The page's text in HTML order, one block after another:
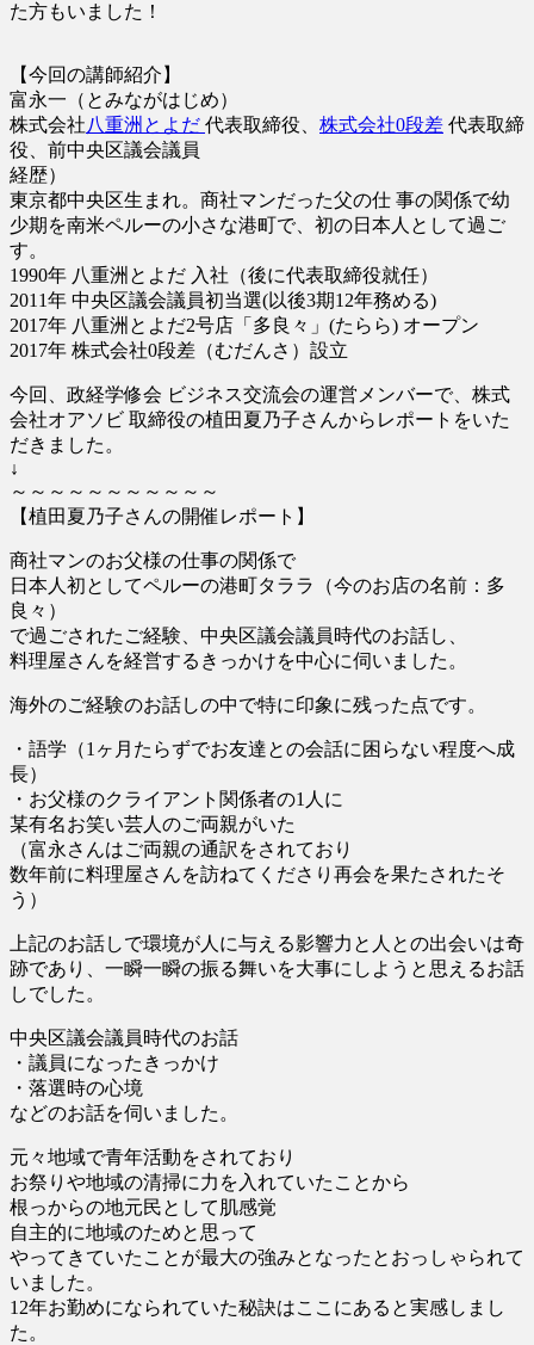
た方もいました！
【今回の講師紹介】
富永一（とみながはじめ）
株式会社八重洲とよだ 代表取締役、 株式会社0段差 代表取締
役、前中央区議会議員
経歴）
東京都中央区生まれ。商社マンだった父の仕 事の関係で幼
少期を南米ペルーの小さな港町で、初の日本人として過ご
す。
1990年 八重洲とよだ 入社（後に代表取締役就任）
2011年 中央区議会議員初当選(以後3期12年務める)
2017年 八重洲とよだ2号店「多良々」(たらら) オープン
2017年 株式会社0段差（むだんさ）設立
今回、政経学修会 ビジネス交流会の運営メンバーで、株式
会社オアソビ 取締役の植田夏乃子さんからレポートをいた
だきました。
↓
～～～～～～～～～～～
【植田夏乃子さんの開催レポート】
商社マンのお父様の仕事の関係で
日本人初としてペルーの港町タララ（今のお店の名前：多
良々）
で過ごされたご経験、中央区議会議員時代のお話し、
料理屋さんを経営するきっかけを中心に伺いました。
海外のご経験のお話しの中で特に印象に残った点です。
・語学（1ヶ月たらずでお友達との会話に困らない程度へ成
長）
・お父様のクライアント関係者の1人に
某有名お笑い芸人のご両親がいた
（富永さんはご両親の通訳をされており
数年前に料理屋さんを訪ねてくださり再会を果たされたそ
う）
上記のお話しで環境が人に与える影響力と人との出会いは奇
跡であり、一瞬一瞬の振る舞いを大事にしようと思えるお話
しでした。
中央区議会議員時代のお話
・議員になったきっかけ
・落選時の心境
などのお話を伺いました。
元々地域で青年活動をされており
お祭りや地域の清掃に力を入れていたことから
根っからの地元民として肌感覚
自主的に地域のためと思って
やってきていたことが最大の強みとなったとおっしゃられて
いました。
12年お勤めになられていた秘訣はここにあると実感しまし
た。